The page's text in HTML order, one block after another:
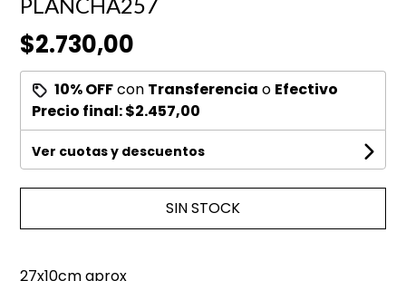
$2.730,00
10% OFFcon Transferencia o Efectivo
Precio final:$2.457,00
Ver cuotas y descuentos
SIN STOCK
27x10cm aprox